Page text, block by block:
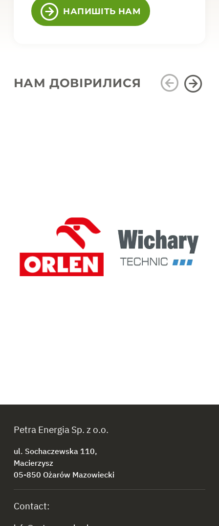
НАПИШІТЬ НАМ
НАМ ДОВІРИЛИСЯ
Petra Energia Sp. z o.o.
ul. Sochaczewska 110,
Macierzysz
05-850 Ożarów Mazowiecki
Contact: